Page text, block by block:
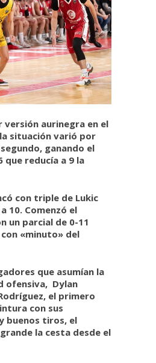
versión aurinegra en el
situación varió por
ganando el
que reducía a 9 la
con triple de Lukic
10. Comenzó el
un parcial de 0-11
«minuto» del
que asumían la
ofensiva, Dylan
el primero
con sus
buenos tiros, el
la cesta desde el